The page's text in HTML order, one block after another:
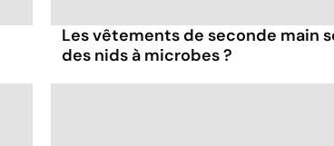
Les vêtements de seconde main
des nids à microbes ?